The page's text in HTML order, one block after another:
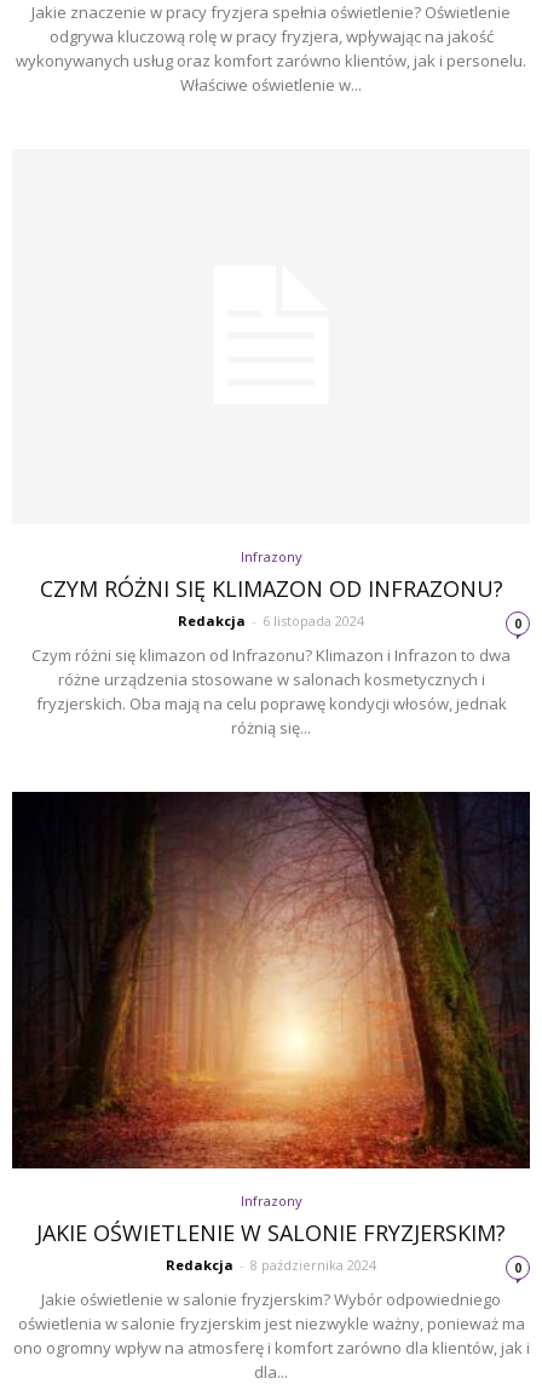
Jakie znaczenie w pracy fryzjera spełnia oświetlenie? Oświetlenie
odgrywa kluczową rolę w pracy fryzjera, wpływając na jakość
wykonywanych usług oraz komfort zarówno klientów, jak i personelu.
Właściwe oświetlenie w...
Infrazony
CZYM RÓŻNI SIĘ KLIMAZON OD INFRAZONU?
Redakcja - 6 listopada 2024 0
Czym różni się klimazon od Infrazonu? Klimazon i Infrazon to dwa
różne urządzenia stosowane w salonach kosmetycznych i
fryzjerskich. Oba mają na celu poprawę kondycji włosów, jednak
różnią się...
Infrazony
JAKIE OŚWIETLENIE W SALONIE FRYZJERSKIM?
Redakcja - 8 października 2024 0
Jakie oświetlenie w salonie fryzjerskim? Wybór odpowiedniego
oświetlenia w salonie fryzjerskim jest niezwykle ważny, ponieważ ma
ono ogromny wpływ na atmosferę i komfort zarówno dla klientów, jak i
dla...